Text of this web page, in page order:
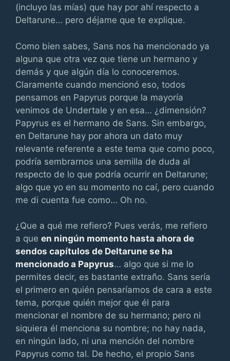
(incluyo las mías) que hay por ahí respecto a
Deltarune… pero déjame que te explique.
Como bien sabes, Sans nos ha mencionado ya
alguna que otra vez que tiene un hermano y
demás y que algún día lo conoceremos.
Claramente cuando mencionó eso, todos
pensamos en Papyrus porque la mayoría
venimos de Undertale y en esa… ¿dimensión?
Papyrus es el hermano de Sans. Sin embargo,
en Deltarune hay por ahora un dato muy
relevante referente a este tema que como poco,
podría sembrarnos una semilla de duda al
respecto de lo que podría ocurrir en Deltarune;
algo que yo en su momento no caí, pero cuando
me di cuenta fue como… Oh no.
¿Que a qué me refiero? Pues verás, me refiero
a que en ningún momento hasta ahora de
sendos capítulos de Deltarune se ha
mencionado a Papyrus… algo que si me lo
permites decir, es bastante extraño. Sans sería
el primero en quién pensaríamos de cara a este
tema, porque quién mejor que él para
mencionar el nombre de su hermano; pero ni
siquiera él menciona su nombre; no hay nada,
en ningún lado, ni una mención del nombre
Papyrus como tal. De hecho, el propio Sans